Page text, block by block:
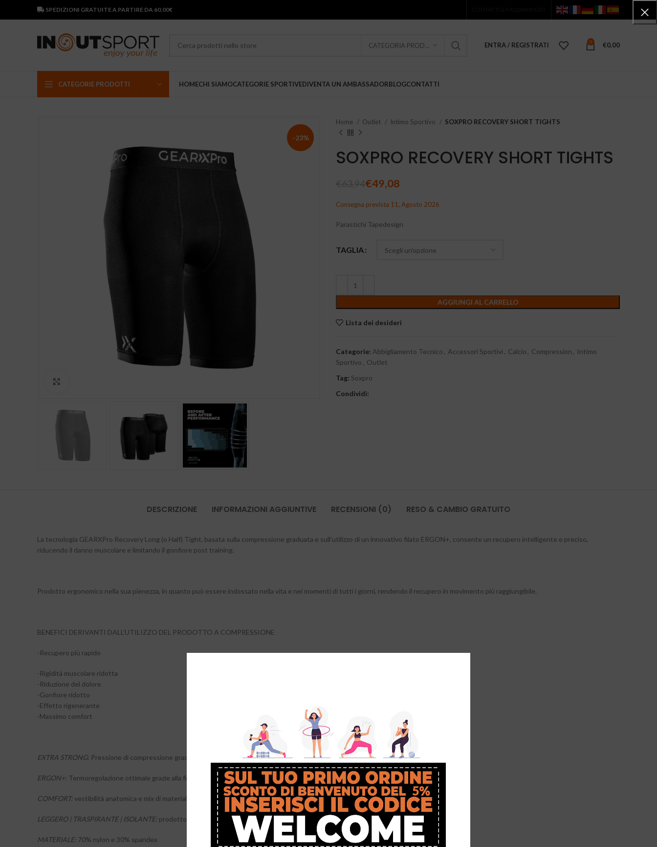
SPEDIZIONI GRATUITE A PARTIRE DA 60,00€
CATEGORIA PRODOTTO ENTRA / REGISTRATI 0 €0,00
CATEGORIE PRODOTTI HOMECHI SIAMOCATEGORIE SPORTIVEDIVENTA UN AMBASSADORBLOGCONTATTI
-23%
Home Outlet Intimo Sportivo SOXPRO RECOVERY SHORT TIGHTS
SOXPRO RECOVERY SHORT TIGHTS
€49,08
Consegna prevista 11, Agosto 2026
Parastichi Tapedesign
TAGLIA
AGGIUNGI AL CARRELLO
Lista dei desideri
Categorie: Abbigliamento Tecnico , Accessori Sportivi , Calcio , Compression , Intimo
Sportivo , Outlet
Tag: Soxpro
Condividi:
DESCRIZIONE INFORMAZIONI AGGIUNTIVE RECENSIONI (0) RESO & CAMBIO GRATUITO
La tecnologia GEARXPro Recovery Long (o Half) Tight, basata sulla compressione graduata e sull’utilizzo di un innovativo filato ERGON+, consente un recupero intelligente e preciso,
riducendo il danno muscolare e limitando il gonfiore post training.
Prodotto ergonomico nella sua pienezza, in quanto può essere indossato nella vita e nei momenti di tutti i giorni, rendendo il recupero in movimento più raggiungibile.
BENEFICI DERIVANTI DALL’UTILIZZO DEL PRODOTTO A COMPRESSIONE
-Recupero più rapido
-Rigidità muscolare ridotta
-Riduzione del dolore
-Gonfiore ridotto
-Effetto rigenerante
-Massimo comfort
EXTRA STRONG: Pressione di compressione graduata extra forte e precisa 20-30 mmHG;
ERGON+: Termoregolazione ottimale grazie alla fibra Ergon+ traspirante;
COMFORT:vestibilità anatomica e mix di materiali di alta qualità per il massimo comfort;
LEGGERO | TRASPIRANTE | ISOLANTE: prodotto ad alte prestazioni progettato per una vestibilità e una durata eccezionali.
MATERIALE: 70% nylon e 30% spandex